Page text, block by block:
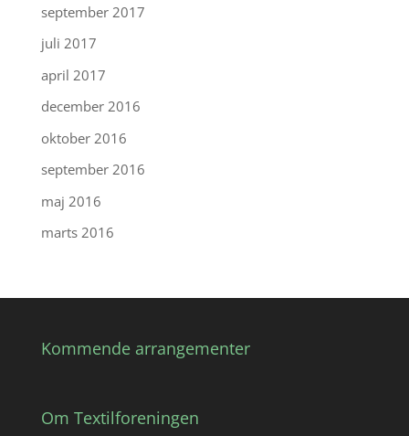
september 2017
juli 2017
april 2017
december 2016
oktober 2016
september 2016
maj 2016
marts 2016
Kommende arrangementer
Om Textilforeningen